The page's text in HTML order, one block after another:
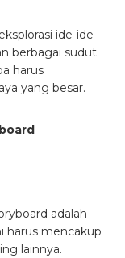
ide-ide
berbagai sudut
harus
yang besar.
adalah
harus mencakup
lainnya.